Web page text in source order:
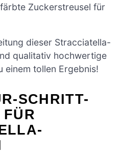
Zuckerstreusel für
dieser Stracciatella-
qualitativ hochwertige
einem tollen Ergebnis!
SCHRITT-